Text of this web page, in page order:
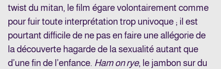
twist du mitan, le film égare volontairement comme
pour fuir toute interprétation trop univoque ; il est
pourtant difficile de ne pas en faire une allégorie de
la découverte hagarde de la sexualité autant que
d’une fin de l’enfance. Ham on rye, le jambon sur du